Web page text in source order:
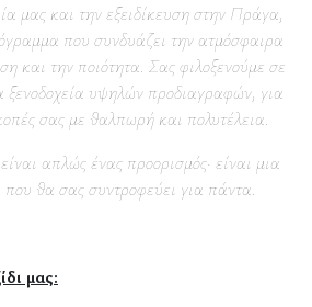
μας και την εξειδίκευση στην Πράγα,
που συνδυάζει την ατμόσφαιρα
και την ποιότητα. Σας φιλοξενούμε σε
ξενοδοχεία υψηλών προδιαγραφών, για
σας με θαλπωρή και πολυτέλεια.
απλώς ένας προορισμός· είναι μια
θα σας συντροφεύει για πάντα.
μας: